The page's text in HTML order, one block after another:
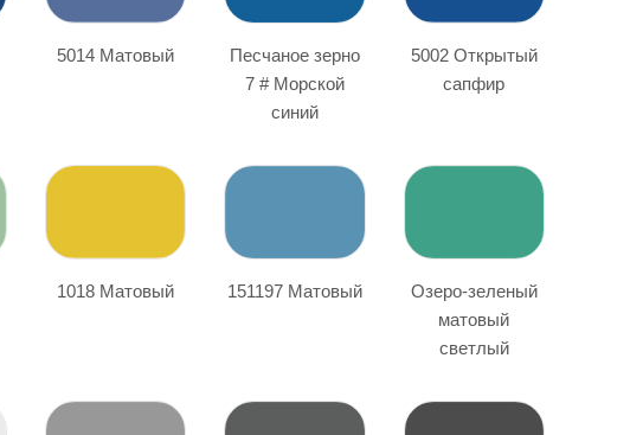
5014 Матовый
Песчаное зерно
7 # Морской
синий
5002 Открытый
сапфир
1018 Матовый 151197 Матовый
Озеро-зеленый
матовый
светлый